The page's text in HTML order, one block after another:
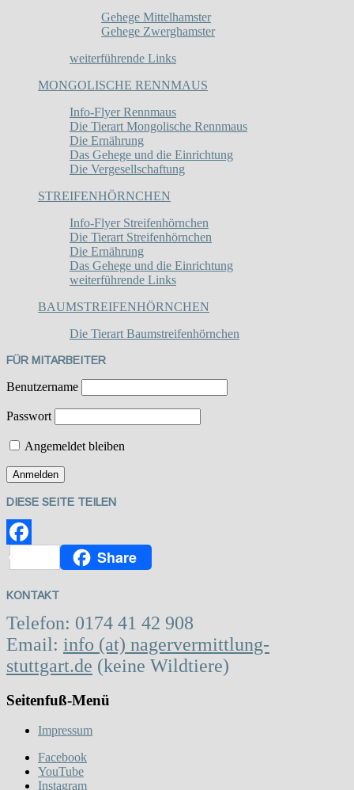
Gehege Mittelhamster
Gehege Zwerghamster
weiterführende Links
MONGOLISCHE RENNMAUS
Info-Flyer Rennmaus
Die Tierart Mongolische Rennmaus
Die Ernährung
Das Gehege und die Einrichtung
Die Vergesellschaftung
STREIFENHÖRNCHEN
Info-Flyer Streifenhörnchen
Die Tierart Streifenhörnchen
Die Ernährung
Das Gehege und die Einrichtung
weiterführende Links
BAUMSTREIFENHÖRNCHEN
Die Tierart Baumstreifenhörnchen
FÜR MITARBEITER
Benutzername
Passwort
Angemeldet bleiben
DIESE SEITE TEILEN
FacebookShare
KONTAKT
Telefon: 0174 41 42 908
Email: info (at) nagervermittlung-
stuttgart.de (keine Wildtiere)
Seitenfuß-Menü
Impressum
Facebook
YouTube
Instagram